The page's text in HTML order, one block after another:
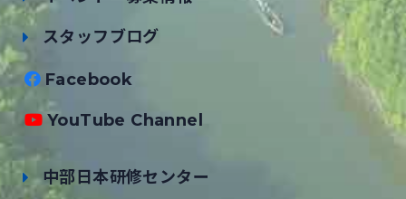
スタッフブログ
Facebook
YouTube Channel
中部日本研修センター